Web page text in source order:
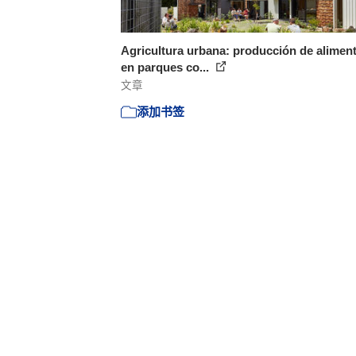
Agricultura urbana: producción de
en parques co...
文章
添加书签